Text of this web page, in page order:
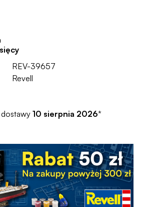
REV-39657
Revell
10 sierpnia 2026*